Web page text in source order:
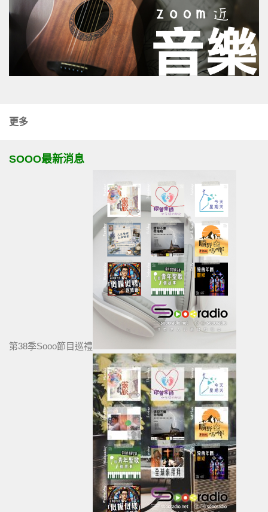
更多
SOOO最新消息
第38季Sooo節目巡禮